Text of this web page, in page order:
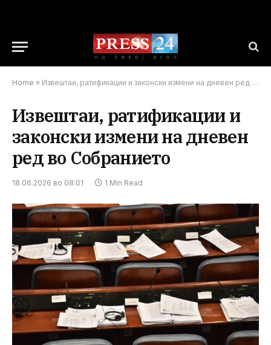
Home » Извештаи, ратификации и законски измени на дневен ред во Собранието
Извештаи, ратификации и
законски измени на дневен
ред во Собранието
18.06.2026 во 08:01 1 Min Read